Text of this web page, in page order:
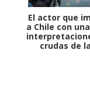
El actor que
a Chile con
crudas de